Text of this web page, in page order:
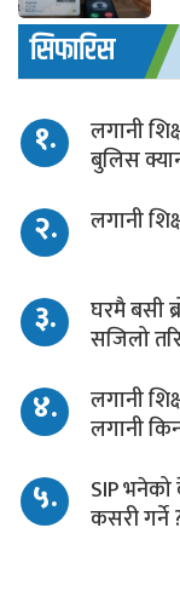
सिफारिस
१.
लगानी
बुलिस
२. लगानी
३.
घरमै बसी
सजिलो
४.
लगानी
लगानी
५.
SIP
कसरी गर्ने